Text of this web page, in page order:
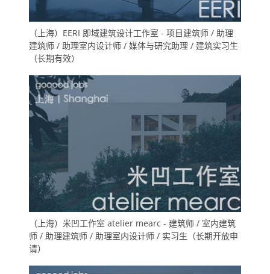
（上海）EERI 即域建筑设计工作室 - 项目建筑师 / 助理
建筑师 / 助理室内设计师 / 媒体与研究助理 / 建筑实习生
（长期有效）
（上海）米凹工作室 atelier mearc - 建筑师 / 室内建筑
师 / 助理建筑师 / 助理室内设计师 / 实习生（长期开放申
请）